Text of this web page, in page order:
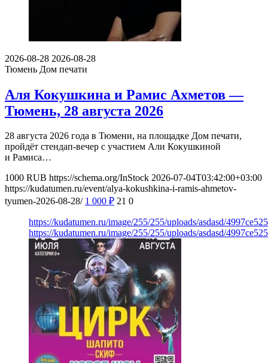
2026-08-28 2026-08-28
Тюмень Дом печати
Аля Кокушкина и Рамис Ахметов —
Тюмень, 28 августа 2026
28 августа 2026 года в Тюмени, на площадке Дом печати,
пройдёт стендап-вечер с участием Али Кокушкиной
и Рамиса…
1000 RUB https://schema.org/InStock 2026-07-04T03:42:00+03:00
https://kudatumen.ru/event/alya-kokushkina-i-ramis-ahmetov-
tyumen-2026-08-28/ 1 000 ₽ 21 0
https://kudatumen.ru/image/255/255/uploads/asdasd/
https://kudatumen.ru/image/255/255/uploads/asdasd/